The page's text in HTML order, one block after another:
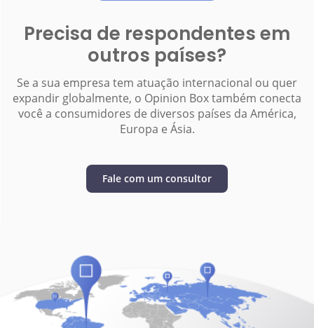
Precisa de respondentes em
outros países?
Se a sua empresa tem atuação internacional ou quer
expandir globalmente, o Opinion Box também conecta
você a consumidores de diversos países da América,
Europa e Ásia.
Fale com um consultor